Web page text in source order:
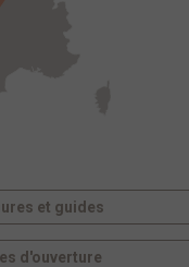
et guides
d'ouverture